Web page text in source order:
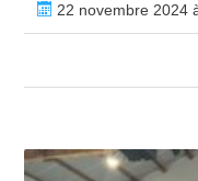
22 novembre 2024